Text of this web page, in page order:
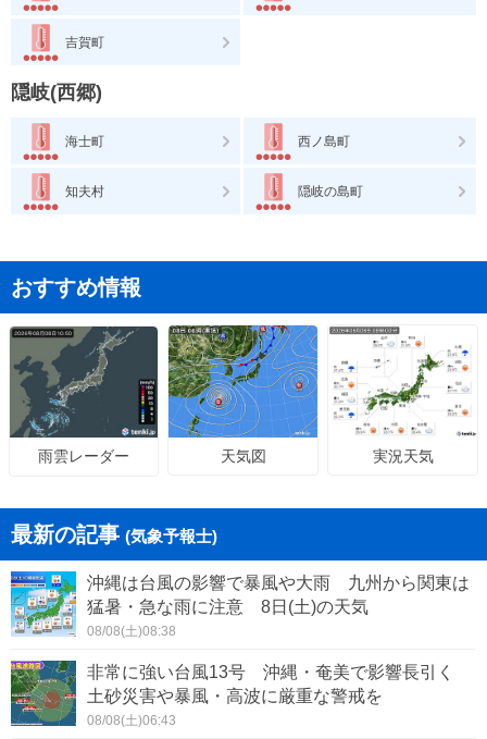
吉賀町
隠岐(西郷)
海士町 西ノ島町
知夫村 隠岐の島町
おすすめ情報
雨雲レーダー 天気図 実況天気
最新の記事 (気象予報士)
沖縄は台風の影響で暴風や大雨 九州から関東は
猛暑・急な雨に注意 8日(土)の天気
08/08(土)08:38
非常に強い台風13号 沖縄・奄美で影響長引く
土砂災害や暴風・高波に厳重な警戒を
08/08(土)06:43